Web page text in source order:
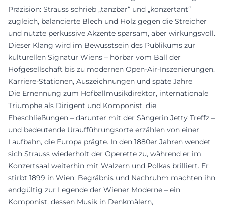
Präzision: Strauss schrieb „tanzbar“ und „konzertant“
zugleich, balancierte Blech und Holz gegen die Streicher
und nutzte perkussive Akzente sparsam, aber wirkungsvoll.
Dieser Klang wird im Bewusstsein des Publikums zur
kulturellen Signatur Wiens – hörbar vom Ball der
Hofgesellschaft bis zu modernen Open-Air-Inszenierungen.
Karriere-Stationen, Auszeichnungen und späte Jahre
Die Ernennung zum Hofballmusikdirektor, internationale
Triumphe als Dirigent und Komponist, die
Eheschließungen – darunter mit der Sängerin Jetty Treffz –
und bedeutende Uraufführungsorte erzählen von einer
Laufbahn, die Europa prägte. In den 1880er Jahren wendet
sich Strauss wiederholt der Operette zu, während er im
Konzertsaal weiterhin mit Walzern und Polkas brilliert. Er
stirbt 1899 in Wien; Begräbnis und Nachruhm machten ihn
endgültig zur Legende der Wiener Moderne – ein
Komponist, dessen Musik in Denkmälern,